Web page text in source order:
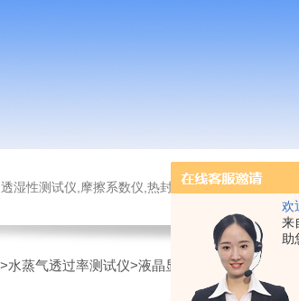
欢
来
助
性测试仪,摩擦系数仪,热封试验仪,密封试验仪,等压法透氧仪,电
水蒸气透过率测试仪>液晶显示屏膜水蒸气透过量